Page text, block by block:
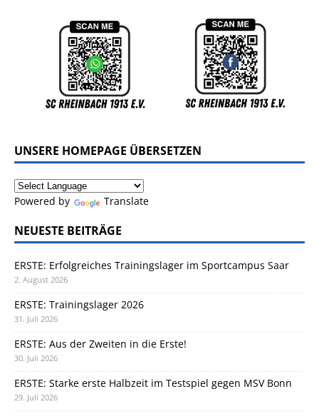
UNSERE HOMEPAGE ÜBERSETZEN
Powered by Translate
NEUESTE BEITRÄGE
ERSTE: Erfolgreiches Trainingslager im Sportcampus Saar
2. August 2026
ERSTE: Trainingslager 2026
31. Juli 2026
ERSTE: Aus der Zweiten in die Erste!
30. Juli 2026
ERSTE: Starke erste Halbzeit im Testspiel gegen MSV Bonn
29. Juli 2026